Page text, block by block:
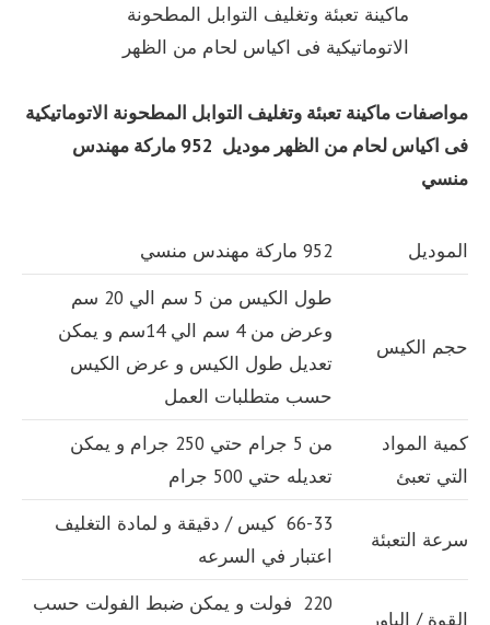
ماكينة تعبئة وتغليف التوابل المطحونة
الاتوماتيكية فى اكياس لحام من الظهر
مواصفات ماكينة تعبئة وتغليف التوابل المطحونة الاتوماتيكية
فى اكياس لحام من الظهر
موديل 952 ماركة مهندس
منسي
الموديل 952 ماركة مهندس منسي
حجم الكيس
طول الكيس من 5 سم الي 20 سم
وعرض من 4 سم الي 14سم و يمكن
تعديل طول الكيس و عرض الكيس
حسب متطلبات العمل
كمية المواد
التي تعبئ
من 5 جرام حتي 250 جرام و يمكن
تعديله حتي 500 جرام
سرعة التعبئة
66-33 كيس / دقيقة و لمادة التغليف
اعتبار في السرعه
القوة / الباور
220 فولت و يمكن ضبط الفولت حسب